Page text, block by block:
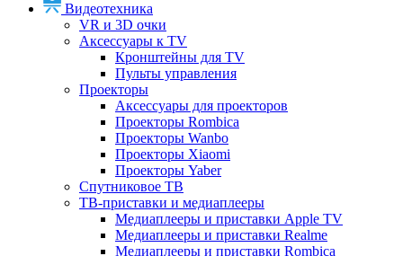
Видеотехника
VR и 3D очки
Аксессуары к TV
Кронштейны для TV
Пульты управления
Проекторы
Аксессуары для проекторов
Проекторы Rombica
Проекторы Wanbo
Проекторы Xiaomi
Проекторы Yaber
Спутниковое ТВ
ТВ-приставки и медиаплееры
Медиаплееры и приставки Apple TV
Медиаплееры и приставки Realme
Медиаплееры и приставки Rombica